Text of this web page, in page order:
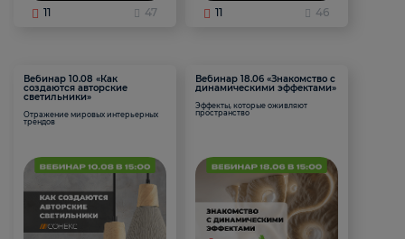
11 47 11 46
Вебинар 10.08 «Как
создаются авторские
светильники»
Отражение мировых интерьерных
трендов
Вебинар 18.06 «Знакомство с
динамическими эффектами»
Эффекты, которые оживляют
пространство